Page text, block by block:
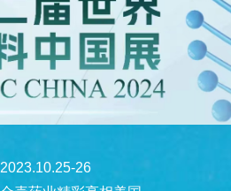
2023.10.25-26